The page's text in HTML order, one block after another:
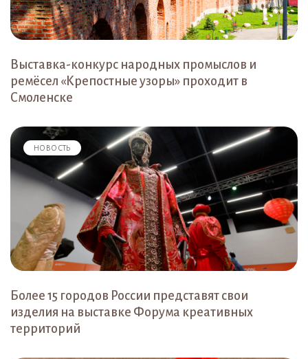
Выставка-конкурс народных промыслов и
ремёсел «Крепостные узоры» проходит в
Смоленске
НОВОСТЬ
Более 15 городов России представят свои
изделия на выставке Форума креативных
территорий